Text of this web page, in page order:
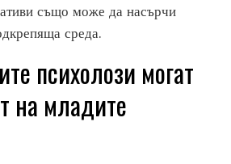
също може да насърчи
среда.
психолози могат
на младите